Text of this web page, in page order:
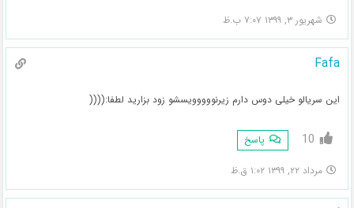
شهریور ۳, ۱۳۹۹ ۷:۰۷ ب.ظ
Fafa
این سریالو خیلی دوس دارم زیرنووووویسشو زود بزارید لطفا:((((
10 پاسخ
مرداد ۲۲, ۱۳۹۹ ۱:۰۲ ق.ظ